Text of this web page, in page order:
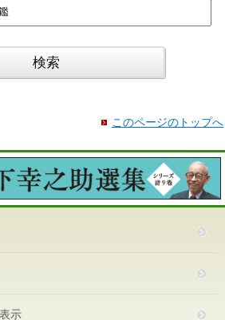
このページのトップへ
示